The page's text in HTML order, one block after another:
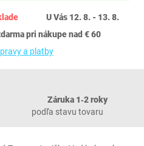
U Vás 12. 8. - 13. 8.
pri nákupe nad € 60
a platby
Záruka 1‐2 roky
podľa stavu tovaru